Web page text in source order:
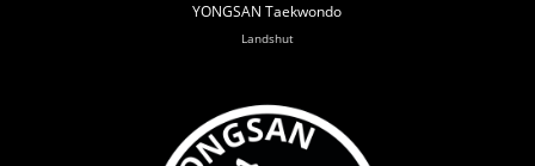
YONGSAN Taekwondo
Landshut